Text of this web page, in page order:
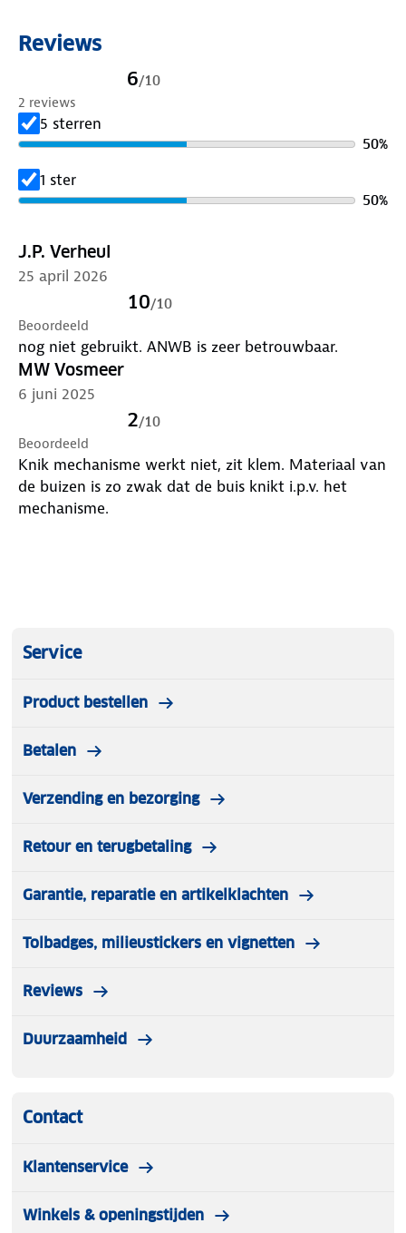
Reviews
6/10
2 reviews
5 sterren
50%
1 ster
50%
J.P. Verheul
25 april 2026
10/10
Beoordeeld
nog niet gebruikt. ANWB is zeer betrouwbaar.
MW Vosmeer
6 juni 2025
2/10
Beoordeeld
Knik mechanisme werkt niet, zit klem. Materiaal van
de buizen is zo zwak dat de buis knikt i.p.v. het
mechanisme.
Service
Product bestellen
Betalen
Verzending en bezorging
Retour en terugbetaling
Garantie, reparatie en artikelklachten
Tolbadges, milieustickers en vignetten
Reviews
Duurzaamheid
Contact
Klantenservice
Winkels & openingstijden